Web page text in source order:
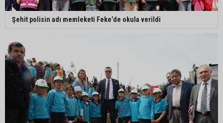
Şehit polisin adı memleketi Feke’de okula verildi